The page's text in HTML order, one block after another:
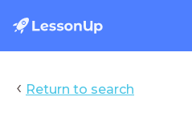
‹ Return to search